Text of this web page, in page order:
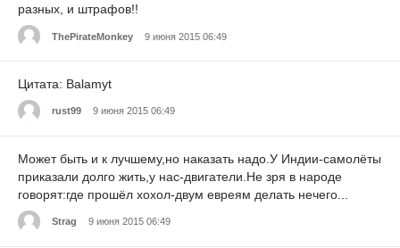
разных, и штрафов!!
ThePirateMonkey 9 июня 2015 06:49
Цитата: Balamyt
rust99 9 июня 2015 06:49
Может быть и к лучшему,но наказать надо.У Индии-самолёты
приказали долго жить,у нас-двигатели.Не зря в народе
говорят:где прошёл хохол-двум евреям делать нечего...
Strag 9 июня 2015 06:49